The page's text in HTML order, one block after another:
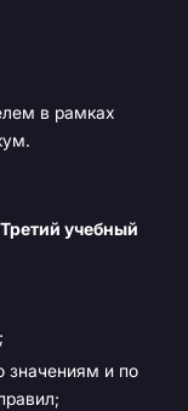
в рамках
учебный
значениям и по